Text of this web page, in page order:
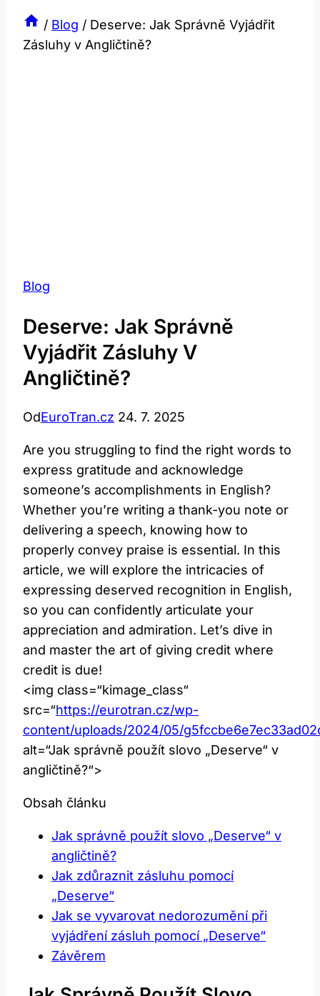
/ Blog / Deserve: Jak Správně Vyjádřit
Zásluhy v Angličtině?
Blog
Deserve: Jak Správně
Vyjádřit Zásluhy V
Angličtině?
OdEuroTran.cz 24. 7. 2025
Are you struggling to find the right words to
express gratitude and acknowledge
someone’s accomplishments in English?
Whether you’re writing a thank-you note or
delivering a speech, knowing how to
properly convey praise is essential. In this
article, we will explore the intricacies of
expressing deserved recognition in English,
so you can confidently articulate your
appreciation and admiration. Let’s dive in
and master the art of giving credit where
credit is due!
<img class=“kimage_class“
src=“https://eurotran.cz/wp-
content/uploads/2024/05/
alt=“Jak správně použít slovo „Deserve“ v
angličtině?“>
Obsah článku
Jak správně použít slovo „Deserve“ v
angličtině?
Jak zdůraznit zásluhu pomocí
„Deserve“
Jak se vyvarovat nedorozumění při
vyjádření zásluh pomocí „Deserve“
Závěrem